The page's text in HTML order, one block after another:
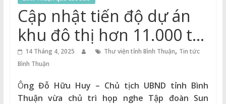
Thuận
Cổng
Vào
Tri
Thức
Cập nhật tiến độ dự án
khu đô thị hơn 11.000 tỷ
đồng của Tập đoàn Sun
Group tại Bình Thuận
14 Tháng 4, 2025 Thư viện tỉnh Bình Thuận, Tin tức
Bình Thuận
Ông Đỗ Hữu Huy – Chủ tịch UBND tỉnh Bình
Thuận vừa chủ trì họp nghe Tập đoàn Sun